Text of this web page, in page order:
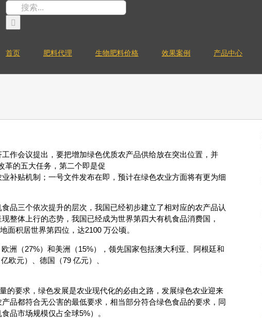
搜
索：
首页 肥料代理 生物肥料价格 效果案例 产品中心
作会议提出，要把增加绿色优质农产品供给放在突出位置，并
革的五大任务，第二个即是促
补贴机制；一号文件发布在即，预计在绿色农业方面将有更为细
品三个依次提升的层次，我国已经初步建立了相对应的农产品认
整体上行的态势，我国已经成为世界第四大有机食品消费国，
面积居世界第四位，达2100 万公顷。
洲（27%）和美洲（15%），领先国家包括澳大利亚、阿根廷和
欧元）、德国（79 亿元）、
的要求，绿色发展是农业现代化的必由之路，发展绿色农业迎来
品都符合无公害的最低要求，相当部分符合绿色食品的要求，同
品市场规模仅占全球5%）。